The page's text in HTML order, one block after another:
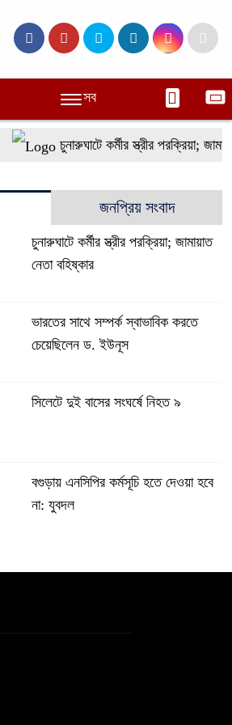
সব
চুনারুঘাটে কর্মীর স্ত্রীর পরক্রিয়া;
জনপ্রিয় সংবাদ
চুনারুঘাটে কর্মীর স্ত্রীর পরক্রিয়া; জামায়াত
নেতা বহিষ্কার
ভারতের সাথে সম্পর্ক স্বাভাবিক করতে
চেয়েছিলেন ড. ইউনূস
সিলেটে দুই বাসের সংঘর্ষে নিহত ৯
বগুড়ায় এনসিপির কর্মসূচি হতে দেওয়া হবে
না: যুবদল